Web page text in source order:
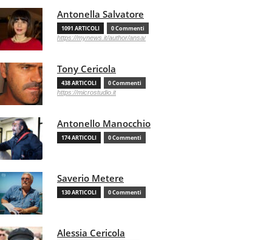
Antonella Salvatore
1091 ARTICOLI 0 Commenti
https://mynews.it/author/ansa/
Tony Cericola
438 ARTICOLI 0 Commenti
https://microstudio.it
Antonello Manocchio
174 ARTICOLI 0 Commenti
Saverio Metere
130 ARTICOLI 0 Commenti
Alessia Cericola